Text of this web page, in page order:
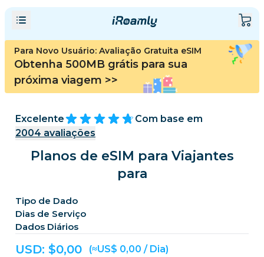
Para Novo Usuário: Avaliação Gratuita eSIM
Obtenha 500MB grátis para sua
próxima viagem >>
Excelente
Com base em
2004 avaliações
Planos de eSIM para Viajantes
para
Tipo de Dado
Dias de Serviço
Dados Diários
USD: $0,00 (≈US$ 0,00 / Dia)